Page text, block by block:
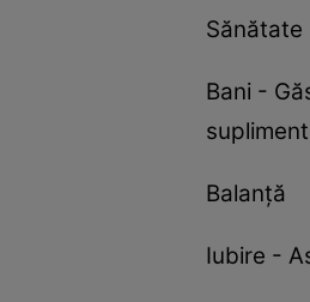
Bani -
Balanță
Iubire -